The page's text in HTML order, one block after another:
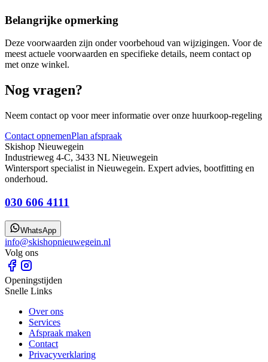
Belangrijke opmerking
Deze voorwaarden zijn onder voorbehoud van wijzigingen. Voor de
meest actuele voorwaarden en specifieke details, neem contact op
met onze winkel.
Nog vragen?
Neem contact op voor meer informatie over onze huurkoop-regeling
Contact opnemenPlan afspraak
Skishop Nieuwegein
Industrieweg 4-C, 3433 NL Nieuwegein
Wintersport specialist in Nieuwegein. Expert advies, bootfitting en
onderhoud.
030 606 4111
WhatsApp
info@skishopnieuwegein.nl
Volg ons
Openingstijden
Snelle Links
Over ons
Services
Afspraak maken
Contact
Privacyverklaring